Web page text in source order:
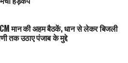
ग्रेनेड और 12 पिस्तौल के साथ 3
CM मान की अहम बैठकें, धान से लेकर बिजली
तक उठाए पंजाब के मुद्दे